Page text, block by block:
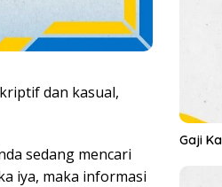
dan kasual,
sedang mencari
iya, maka informasi
Gaji